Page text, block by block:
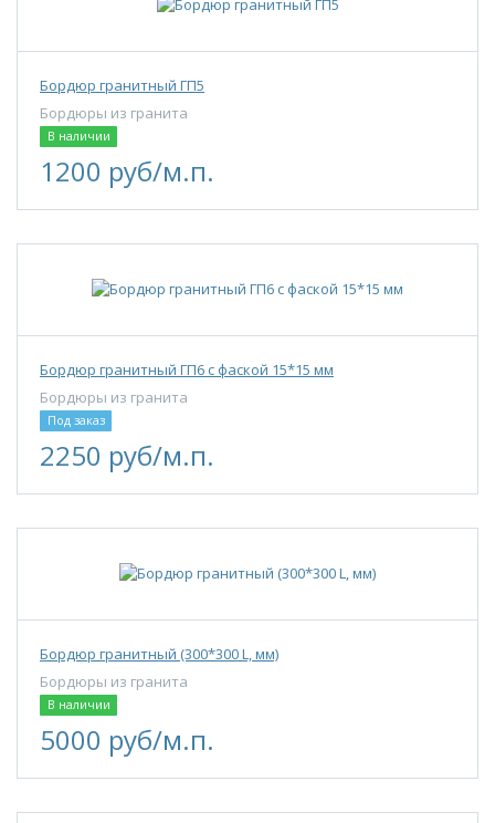
Бордюр гранитный ГП5
Бордюры из гранита
В наличии
1200 руб/м.п.
Бордюр гранитный ГП6 с фаской 15*15 мм
Бордюры из гранита
Под заказ
2250 руб/м.п.
Бордюр гранитный (300*300 L, мм)
Бордюры из гранита
В наличии
5000 руб/м.п.